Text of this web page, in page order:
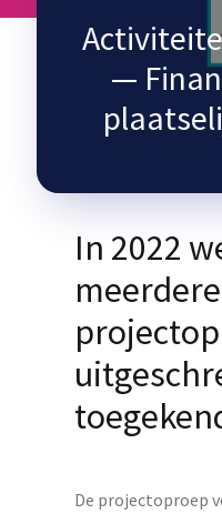
—
In 2022
meerdere
De projectoproep